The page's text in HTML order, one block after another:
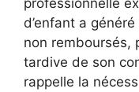
d’enfant a
non remboursés,
tardive de son
rappelle la